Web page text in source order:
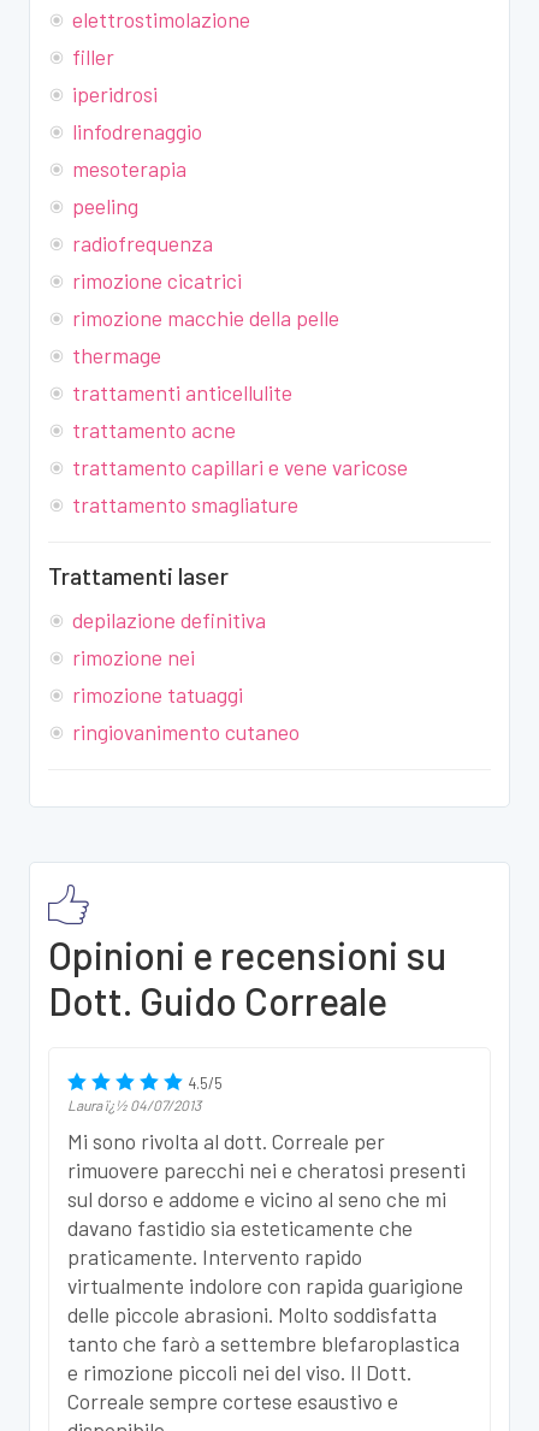
elettrostimolazione
filler
iperidrosi
linfodrenaggio
mesoterapia
peeling
radiofrequenza
rimozione cicatrici
rimozione macchie della pelle
thermage
trattamenti anticellulite
trattamento acne
trattamento capillari e vene varicose
trattamento smagliature
Trattamenti laser
depilazione definitiva
rimozione nei
rimozione tatuaggi
ringiovanimento cutaneo
Opinioni e recensioni su
Dott. Guido Correale
4.5/5
Lauraï¿½ 04/07/2013
Mi sono rivolta al dott. Correale per
rimuovere parecchi nei e cheratosi presenti
sul dorso e addome e vicino al seno che mi
davano fastidio sia esteticamente che
praticamente. Intervento rapido
virtualmente indolore con rapida guarigione
delle piccole abrasioni. Molto soddisfatta
tanto che farò a settembre blefaroplastica
e rimozione piccoli nei del viso. Il Dott.
Correale sempre cortese esaustivo e